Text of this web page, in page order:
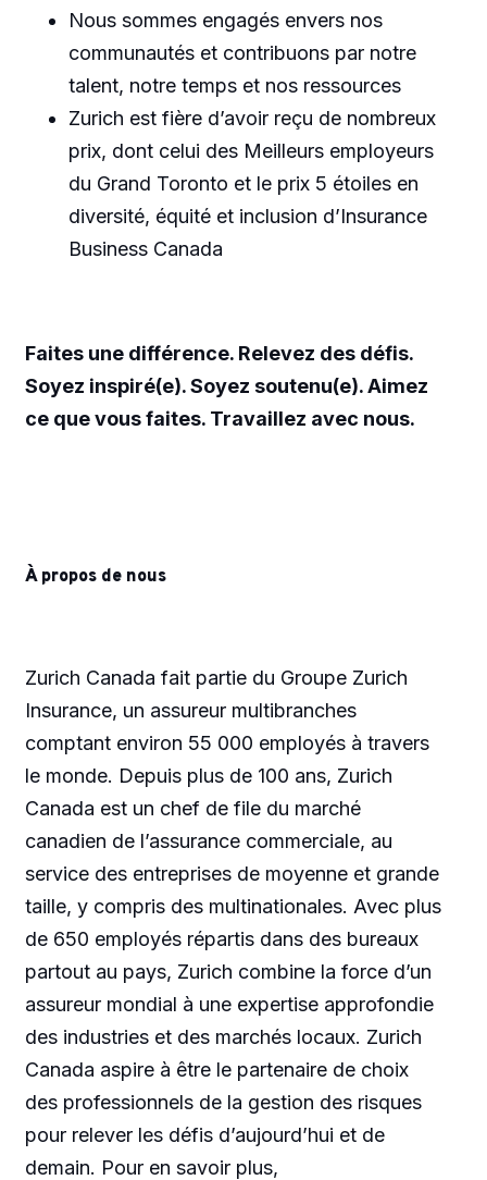
Nous sommes engagés envers nos
communautés et contribuons par notre
talent, notre temps et nos ressources
Zurich est fière d’avoir reçu de nombreux
prix, dont celui des Meilleurs employeurs
du Grand Toronto et le prix 5 étoiles en
diversité, équité et inclusion d’Insurance
Business Canada
Faites une différence. Relevez des défis.
Soyez inspiré(e). Soyez soutenu(e). Aimez
ce que vous faites. Travaillez avec nous.
À propos de nous
Zurich Canada fait partie du Groupe Zurich
Insurance, un assureur multibranches
comptant environ 55 000 employés à travers
le monde. Depuis plus de 100 ans, Zurich
Canada est un chef de file du marché
canadien de l’assurance commerciale, au
service des entreprises de moyenne et grande
taille, y compris des multinationales. Avec plus
de 650 employés répartis dans des bureaux
partout au pays, Zurich combine la force d’un
assureur mondial à une expertise approfondie
des industries et des marchés locaux. Zurich
Canada aspire à être le partenaire de choix
des professionnels de la gestion des risques
pour relever les défis d’aujourd’hui et de
demain. Pour en savoir plus,